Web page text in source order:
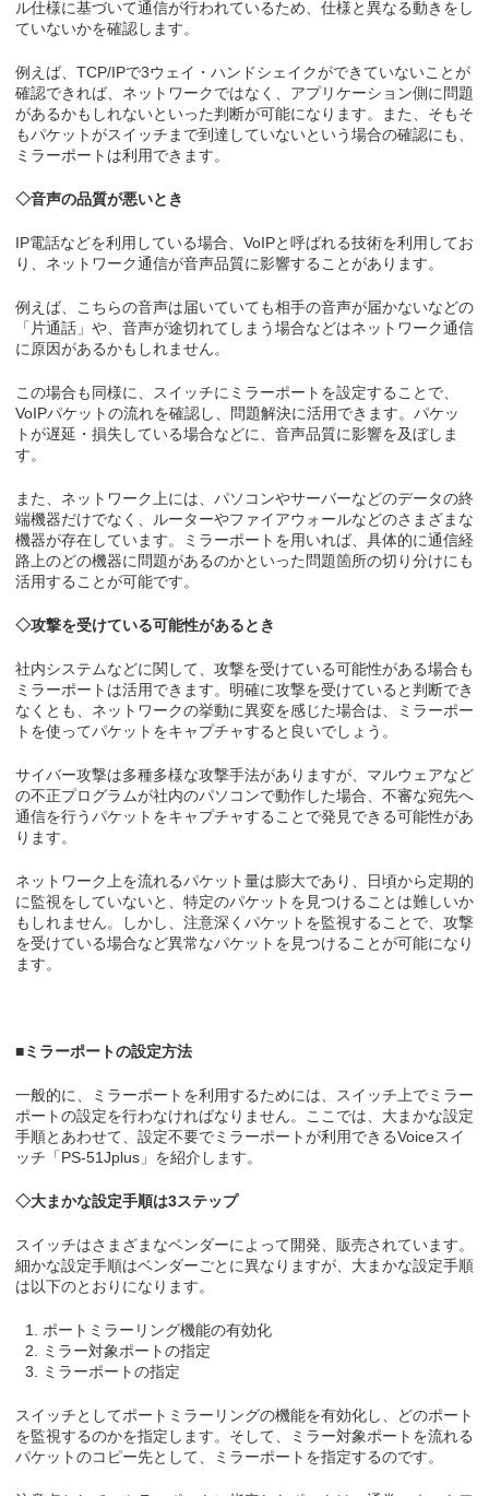
ル仕様に基づいて通信が行われているため、仕様と異なる動きをし
ていないかを確認します。
例えば、TCP/IPで3ウェイ・ハンドシェイクができていないことが
確認できれば、ネットワークではなく、アプリケーション側に問題
があるかもしれないといった判断が可能になります。また、そもそ
もパケットがスイッチまで到達していないという場合の確認にも、
ミラーポートは利用できます。
◇音声の品質が悪いとき
IP電話などを利用している場合、VoIPと呼ばれる技術を利用してお
り、ネットワーク通信が音声品質に影響することがあります。
例えば、こちらの音声は届いていても相手の音声が届かないなどの
「片通話」や、音声が途切れてしまう場合などはネットワーク通信
に原因があるかもしれません。
この場合も同様に、スイッチにミラーポートを設定することで、
VoIPパケットの流れを確認し、問題解決に活用できます。パケッ
トが遅延・損失している場合などに、音声品質に影響を及ぼしま
す。
また、ネットワーク上には、パソコンやサーバーなどのデータの終
端機器だけでなく、ルーターやファイアウォールなどのさまざまな
機器が存在しています。ミラーポートを用いれば、具体的に通信経
路上のどの機器に問題があるのかといった問題箇所の切り分けにも
活用することが可能です。
◇攻撃を受けている可能性があるとき
社内システムなどに関して、攻撃を受けている可能性がある場合も
ミラーポートは活用できます。明確に攻撃を受けていると判断でき
なくとも、ネットワークの挙動に異変を感じた場合は、ミラーポー
トを使ってパケットをキャプチャすると良いでしょう。
サイバー攻撃は多種多様な攻撃手法がありますが、マルウェアなど
の不正プログラムが社内のパソコンで動作した場合、不審な宛先へ
通信を行うパケットをキャプチャすることで発見できる可能性があ
ります。
ネットワーク上を流れるパケット量は膨大であり、日頃から定期的
に監視をしていないと、特定のパケットを見つけることは難しいか
もしれません。しかし、注意深くパケットを監視することで、攻撃
を受けている場合など異常なパケットを見つけることが可能になり
ます。
■ミラーポートの設定方法
一般的に、ミラーポートを利用するためには、スイッチ上でミラー
ポートの設定を行わなければなりません。ここでは、大まかな設定
手順とあわせて、設定不要でミラーポートが利用できるVoiceスイ
ッチ「PS-51Jplus」を紹介します。
◇大まかな設定手順は3ステップ
スイッチはさまざまなベンダーによって開発、販売されています。
細かな設定手順はベンダーごとに異なりますが、大まかな設定手順
は以下のとおりになります。
ポートミラーリング機能の有効化
ミラー対象ポートの指定
ミラーポートの指定
スイッチとしてポートミラーリングの機能を有効化し、どのポート
を監視するのかを指定します。そして、ミラー対象ポートを流れる
パケットのコピー先として、ミラーポートを指定するのです。